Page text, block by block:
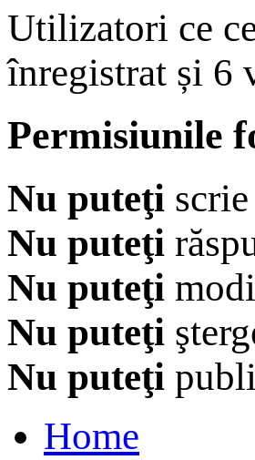
Utilizatori ce
înregistrat și 6
Permisiunile
Nu puteţi
Nu puteţi
Nu puteţi
Nu puteţi
Nu puteţi
Home